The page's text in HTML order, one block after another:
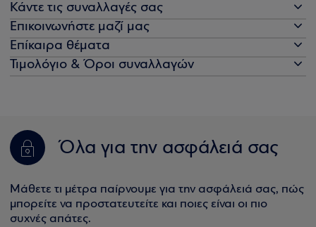
Κάντε τις συναλλαγές σας
Επικοινωνήστε μαζί μας
Επίκαιρα θέματα
Τιμολόγιο & Όροι συναλλαγών
Όλα για την ασφάλειά σας
Μάθετε τι μέτρα παίρνουμε για την ασφάλειά σας, πώς
μπορείτε να προστατευτείτε και ποιες είναι οι πιο
συχνές απάτες.